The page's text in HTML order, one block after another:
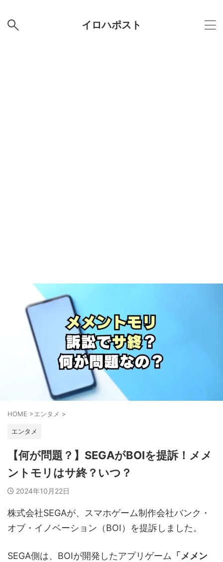
イロハポスト
HOME >エンタメ >
エンタメ
【何が問題？】SEGAがBOIを提訴！メメ
ントモリはサ終？いつ？
2024年10月22日
株式会社SEGAが、スマホゲーム制作会社バンク・
オブ・イノベーション（BOI）を提訴しました。
SEGA側は、BOIが開発したアプリゲーム 「メメン